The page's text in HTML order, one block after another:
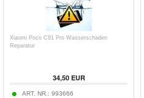
Xiaomi Poco C81 Pro Wasserschaden
Reparatur
34,50EUR
ART. NR.: 993666